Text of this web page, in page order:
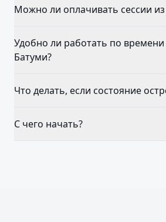
Можно ли оплачивать сессии из
Удобно ли работать по
Батуми?
Что делать, если состояние
С чего начать?